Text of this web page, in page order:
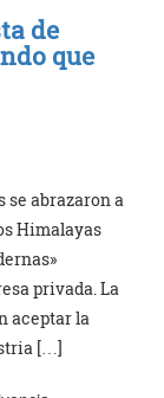
de
que
se abrazaron a
Himalayas
privada. La
aceptar la
[…]